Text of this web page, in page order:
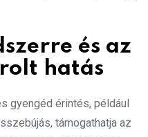
és az
hatás
gyengéd érintés, például
támogathatja az